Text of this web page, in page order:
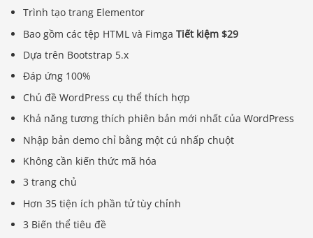
Trình tạo trang Elementor
Bao gồm các tệp HTML và FimgaTiết kiệm $29
Dựa trên Bootstrap 5.x
Đáp ứng 100%
Chủ đề WordPress cụ thể thích hợp
Khả năng tương thích phiên bản mới nhất của WordPress
Nhập bản demo chỉ bằng một cú nhấp chuột
Không cần kiến ​​thức mã hóa
3 trang chủ
Hơn 35 tiện ích phần tử tùy chỉnh
3 Biến thể tiêu đề